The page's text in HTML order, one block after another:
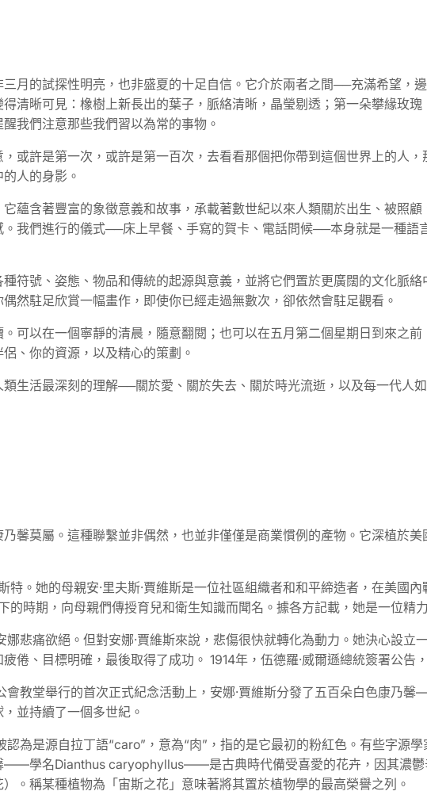
月的試探性明亮，也非盛夏的十足自信。它介於兩者之間──充滿希望，
清晰可見：橡樹上新長出的葉子，脈絡清晰，晶瑩剔透；第一朵攀緣玫
我們注意那些我們習以為常的事物。
或許是第一次，或許是第一百次，去看看那個把你帶到這個世界上的人
人的身影。
蘊含著豐富的象徵意義和故事，承載著數世紀以來人類關於出生、被照
我們進行的儀式──床上早餐、手寫的賀卡、電話問候──本身就是一種
符號、姿態、物品和傳統的起源與意義，並將它們置於更廣闊的文化脈
然駐足欣賞一幅畫作，即使你已經走過無數次，卻依然會駐足觀看。
可以在一個寧靜的清晨，隨意翻閱；也可以在五月第二個星期日到來之
、你的資源，以及精心的策劃。
生活最深刻的理解──關於愛、關於失去、關於時光流逝，以及每一代人
馨莫屬。這種聯繫並非偶然，也並非僅僅是商業慣例的產物。它深植於
特。她的母親安·里夫斯·賈維斯是一位社區組織者和和平締造者，在美國
的時期，向母親們傳授育兒和衛生知識而聞名。據各方記載，她是一位精
娜悲痛欲絕。但對安娜·賈維斯來說，悲傷很快就轉化為動力。她決心設
倦、目標明確，最後取得了成功。 1914年，伍德羅·威爾遜總統簽署公告
教堂舉行的首次正式紀念活動上，安娜·賈維斯分發了五百朵白色康乃
並持續了一個多世紀。
認為是源自拉丁語“caro”，意為“肉”，指的是它最初的粉紅色。有些字源
——學名Dianthus caryophyllus——是古典時代備受喜愛的花卉，因其濃鬱
。稱某種植物為「宙斯之花」意味著將其置於植物學的最高榮譽之列。